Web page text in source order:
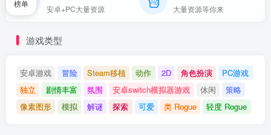
安卓+PC大量资源
大量资源等你来
游戏类型
安卓游戏 冒险 Steam移植 动作 2D 角色扮演
PC游戏
独立
剧情丰富 氛围 安卓switch模拟器游戏 休闲
策略
像素图形
模拟 解谜 探索 可爱 类 Rogue 轻度 Rogue
榜单